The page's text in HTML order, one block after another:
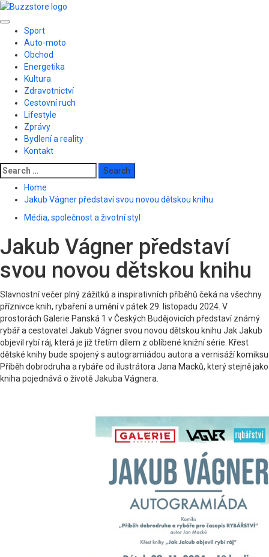
Skip
content
Primary
Menu
Sport
Auto-moto
Obchod
Energetika
Kultura
Zdravotnictví
Cestovní ruch
Lifestyle
Zprávy
Bydlení a reality
Kontakt
Search
for:
Home
Jakub Vágner představí svou novou dětskou knihu
Média, společnost a životní styl
Jakub Vágner představí
svou novou dětskou knihu
Slavnostní večer plný zážitků a inspirativních příběhů čeká na všechny
příznivce knih, rybaření a umění v pátek 29. listopadu 2024. V
prostorách Galerie Panská 1 v Českých Budějovicích představí známý
rybář a cestovatel Jakub Vágner svou novou dětskou knihu Jak Jakub
objevil rybí ráj, která je již třetím dílem z oblíbené knižní série. Křest
dětské knihy bude spojený s autogramiádou autora a vernisáží komiksu
Příběh dobrodruha a rybáře od ilustrátora Jana Macků, který stejně jako
kniha pojednává o životě Jakuba Vágnera.